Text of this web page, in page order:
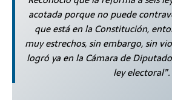
acotada porque no puede
que está en la Constitución,
muy estrechos, sin embargo, sin
logró ya en la Cámara de
ley electoral”.